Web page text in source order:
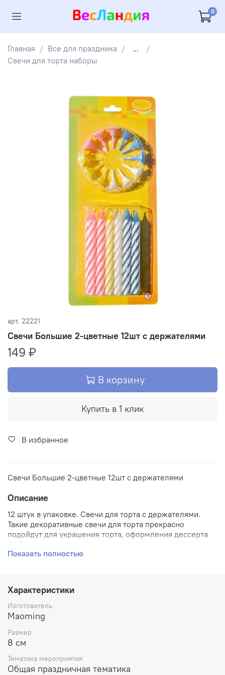
0
Главная Все для праздника
...
Свечи для торта наборы
арт. 22221
Свечи Большие 2-цветные 12шт с держателями
149 ₽
В корзину
Купить в 1 клик
В избранное
Свечи Большие 2-цветные 12шт с держателями
Описание
12 штук в упаковке. Свечи для торта с держателями.
Такие декоративные свечи для торта прекрасно
подойдут для украшения торта, оформления дессерта
торта с держателями отличаются высоким качеством.
Показать полностью
Характеристики
Изготовитель
Maoming
Размер
8 см
Тематика мероприятия
Общая праздничная тематика